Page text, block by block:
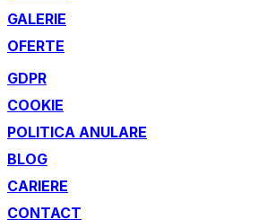
GALERIE
OFERTE
GDPR
COOKIE
POLITICA ANULARE
BLOG
CARIERE
CONTACT